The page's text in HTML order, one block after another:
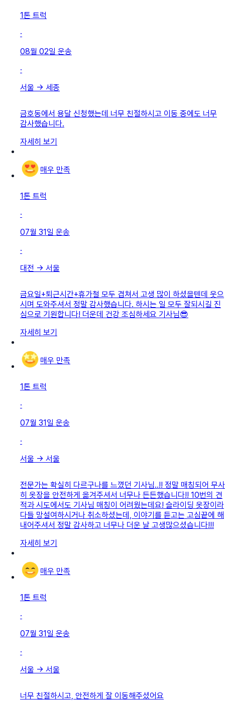
1톤 트럭
·
08월 02일 운송
·
서울 → 세종
금호동에서 용달 신청했는데 너무 친절하시고 이동 중에도 너무
감사했습니다.
자세히 보기
매우 만족
1톤 트럭
·
07월 31일 운송
·
대전 → 서울
금요일+퇴근시간+휴가철 모두 겹쳐서 고생 많이 하셨을텐데 웃으
시며 도와주셔서 정말 감사했습니다. 하시는 일 모두 잘되시길 진
심으로 기원합니다! 더운데 건강 조심하세요 기사님😎
자세히 보기
매우 만족
1톤 트럭
·
07월 31일 운송
·
서울 → 서울
전문가는 확실히 다르구나를 느꼈던 기사님..!! 정말 매칭되어 무사
히 옷장을 안전하게 옮겨주셔서 너무나 든든했습니다!! 10번의 견
적과 시도에서도 기사님 매칭이 어려웠는데요! 슬라이딩 옷장이라
다들 망설여하시거나 취소하셨는데, 이야기를 듣고는 고심끝에 해
내어주셔서 정말 감사하고 너무나 더운 날 고생많으셨습니다!!!
자세히 보기
매우 만족
1톤 트럭
·
07월 31일 운송
·
서울 → 서울
너무 친절하시고, 안전하게 잘 이동해주셨어요